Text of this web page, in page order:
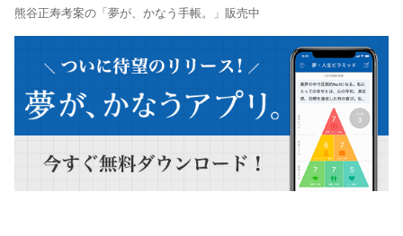
熊谷正寿考案の「夢が、かなう手帳。」販売中